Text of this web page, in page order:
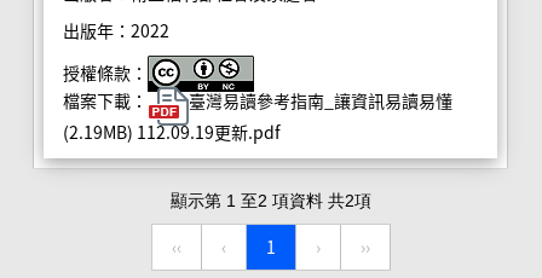
出版年：2022
授權條款：
檔案下載：
臺灣易讀參考指南_讓資訊易讀易懂
(2.19MB) 112.09.19更新.pdf
顯示第 1 至2 項資料 共2項
‹‹ ‹ 1 › ››